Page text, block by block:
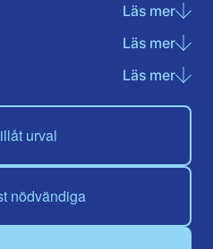
Läs merom
Läs merom
Läs merom
urval
nödvändiga
medier